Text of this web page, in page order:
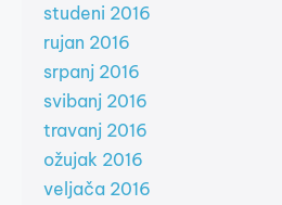
studeni 2016
rujan 2016
srpanj 2016
svibanj 2016
travanj 2016
ožujak 2016
veljača 2016